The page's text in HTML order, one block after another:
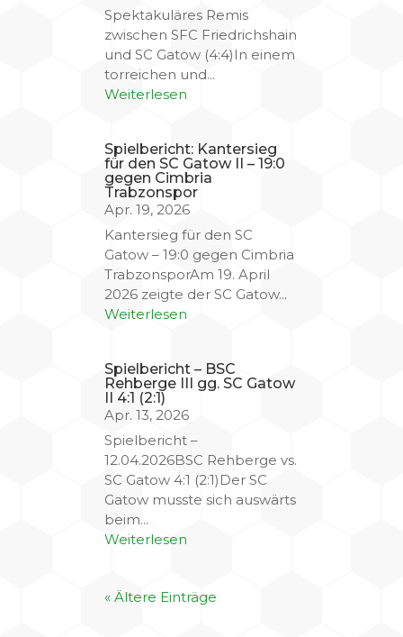
Spektakuläres Remis
zwischen SFC Friedrichshain
und SC Gatow (4:4)In einem
torreichen und...
Weiterlesen
Spielbericht: Kantersieg
für den SC Gatow II – 19:0
gegen Cimbria
Trabzonspor
Apr. 19, 2026
Kantersieg für den SC
Gatow – 19:0 gegen Cimbria
TrabzonsporAm 19. April
2026 zeigte der SC Gatow...
Weiterlesen
Spielbericht – BSC
Rehberge III gg. SC Gatow
II 4:1 (2:1)
Apr. 13, 2026
Spielbericht –
12.04.2026BSC Rehberge vs.
SC Gatow 4:1 (2:1)Der SC
Gatow musste sich auswärts
beim...
Weiterlesen
« Ältere Einträge